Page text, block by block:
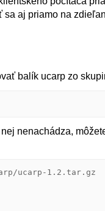
aj priamo na
balík ucarp zo
nenachádza,
ucarp-1.2.tar.gz